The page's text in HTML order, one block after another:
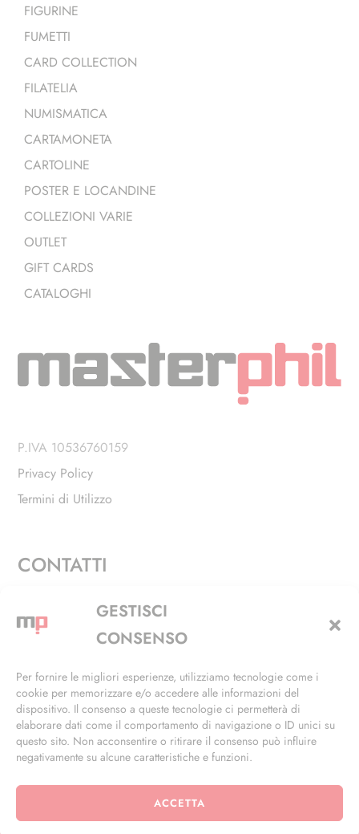
GESTISCI
CONSENSO
Per fornire le migliori esperienze, utilizziamo tecnologie come i
cookie per memorizzare e/o accedere alle informazioni del
dispositivo. Il consenso a queste tecnologie ci permetterà di
elaborare dati come il comportamento di navigazione o ID unici su
questo sito. Non acconsentire o ritirare il consenso può influire
negativamente su alcune caratteristiche e funzioni.
ACCETTA
FIGURINE
FUMETTI
CARD COLLECTION
FILATELIA
NUMISMATICA
CARTAMONETA
CARTOLINE
POSTER E LOCANDINE
COLLEZIONI VARIE
OUTLET
GIFT CARDS
CATALOGHI
P.IVA 10536760159
Privacy Policy
Termini di Utilizzo
CONTATTI
Via Alfieri, 27 - Trezzano Sul Naviglio (MI)
+39 02 4846 3155
info@masterphil.it